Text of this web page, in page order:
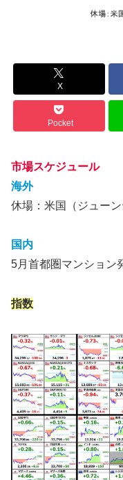
X
Pocket
市場スケジュール
海外
休場：米国（ジュー
国内
5月首都圏マンション
指数